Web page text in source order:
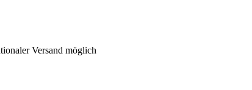
Versand möglich